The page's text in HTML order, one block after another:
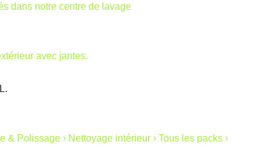
dans notre centre de lavage
avec jantes.
& Polissage › Nettoyage intérieur › Tous les packs ›